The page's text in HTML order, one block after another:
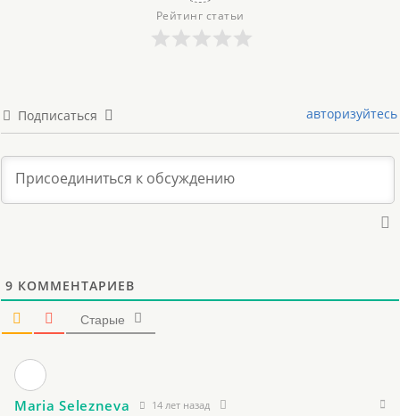
Рейтинг статьи
Подписаться авторизуйтесь
9 КОММЕНТАРИЕВ
Старые
Maria Selezneva 14 лет назад